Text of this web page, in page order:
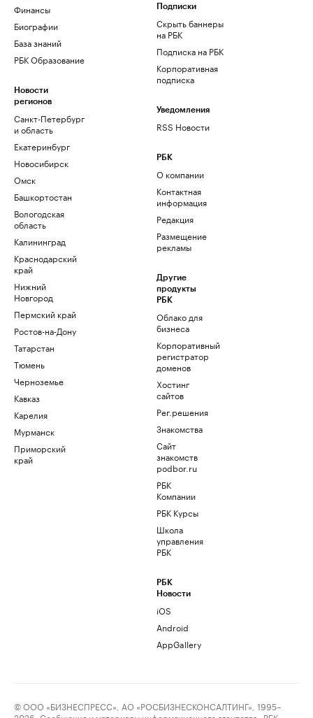
Финансы
Биографии
База знаний
РБК Образование
Новости
регионов
Санкт-Петербург
и область
Екатеринбург
Новосибирск
Омск
Башкортостан
Вологодская
область
Калининград
Краснодарский
край
Нижний
Новгород
Пермский край
Ростов-на-Дону
Татарстан
Тюмень
Черноземье
Кавказ
Карелия
Мурманск
Приморский
край
Подписки
Скрыть баннеры
на РБК
Подписка на РБК
Корпоративная
подписка
Уведомления
RSS Новости
РБК
О компании
Контактная
информация
Редакция
Размещение
рекламы
Другие
продукты
РБК
Облако для
бизнеса
Корпоративный
регистратор
доменов
Хостинг
сайтов
Рег.решения
Знакомства
Сайт
знакомств
podbor.ru
РБК
Компании
РБК Курсы
Школа
управления
РБК
РБК
Новости
iOS
Android
AppGallery
© ООО «БИЗНЕСПРЕСС», АО «РОСБИЗНЕСКОНСАЛТИНГ», 1995–